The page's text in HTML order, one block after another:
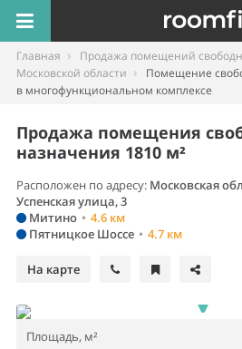
Главная
Продажа помещений
Московской области
Помещение
в многофункциональном комплексе
Продажа помещения
назначения 1810 м²
Расположен по адресу: Московская
Успенская улица, 3
Митино • 4.6 км
Пятницкое Шоссе • 4.7 км
На карте
Площадь, м²